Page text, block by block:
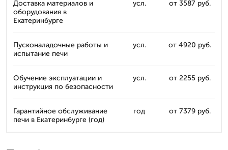
Доставка материалов и
оборудования в
Екатеринбурге
усл. от 3587 руб.
Пусконаладочные работы и
испытание печи
усл. от 4920 руб.
Обучение эксплуатации и
инструкция по безопасности
усл. от 2255 руб.
Гарантийное обслуживание
печи в Екатеринбурге (год)
год от 7379 руб.